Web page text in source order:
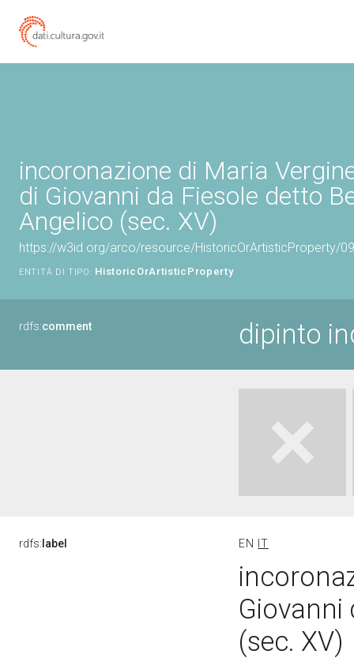
incoronazione di Maria
di Giovanni da Fiesole detto
Angelico (sec. XV)
https://w3id.org/arco/resource/HistoricOrArtisticProperty/
ENTITÀ DI TIPO: HistoricOrArtisticProperty
rdfs:comment dipinto
rdfs: label EN IT
Giovanni
(sec. XV)